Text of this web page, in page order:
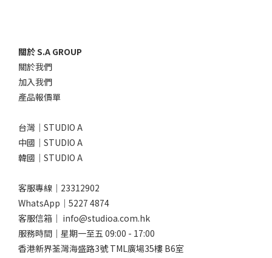
關於 S.A GROUP
關於我們
加入我們
產品報價單
台灣｜STUDIO A
中國｜STUDIO A
韓國｜STUDIO A
客服專線｜23312902
WhatsApp｜ 5227 4874
客服信箱｜ info@studioa.com.hk
服務時間｜星期一至五 09:00 - 17:00
香港新界荃灣海盛路3號 TML廣場35樓 B6室